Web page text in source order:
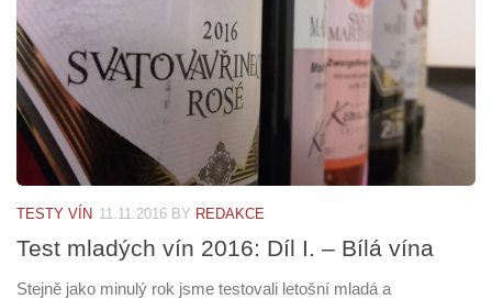
TESTY VÍN 11.11.2016 BY REDAKCE
Test mladých vín 2016: Díl I. – Bílá vína
Stejně jako minulý rok jsme testovali letošní mladá a